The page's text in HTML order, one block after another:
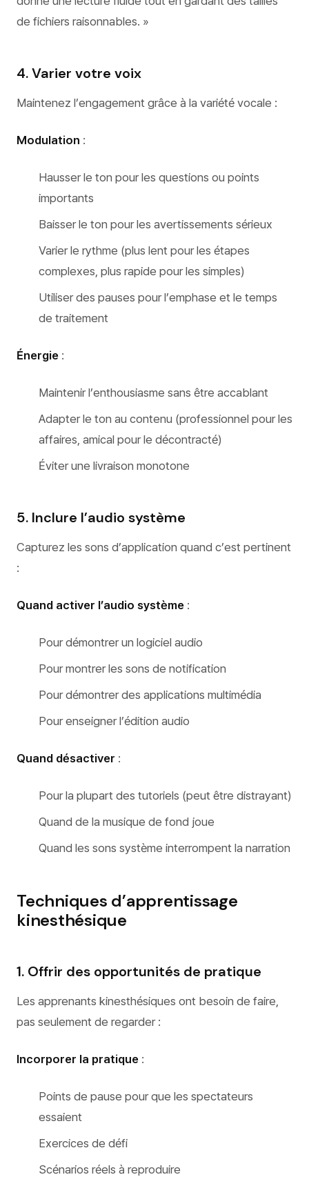
de fichiers raisonnables. »
4. Varier votre voix
Maintenez l’engagement grâce à la variété vocale :
Modulation :
Hausser le ton pour les questions ou points
importants
Baisser le ton pour les avertissements sérieux
Varier le rythme (plus lent pour les étapes
complexes, plus rapide pour les simples)
Utiliser des pauses pour l’emphase et le temps
de traitement
Énergie :
Maintenir l’enthousiasme sans être accablant
Adapter le ton au contenu (professionnel pour les
affaires, amical pour le décontracté)
Éviter une livraison monotone
5. Inclure l’audio système
Capturez les sons d’application quand c’est pertinent
:
Quand activer l’audio système :
Pour démontrer un logiciel audio
Pour montrer les sons de notification
Pour démontrer des applications multimédia
Pour enseigner l’édition audio
Quand désactiver :
Pour la plupart des tutoriels (peut être distrayant)
Quand de la musique de fond joue
Quand les sons système interrompent la narration
Techniques d’apprentissage
kinesthésique
1. Offrir des opportunités de pratique
Les apprenants kinesthésiques ont besoin de faire,
pas seulement de regarder :
Incorporer la pratique :
Points de pause pour que les spectateurs
essaient
Exercices de défi
Scénarios réels à reproduire